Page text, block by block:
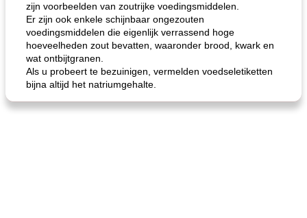
zijn voorbeelden van zoutrijke voedingsmiddelen.
Er zijn ook enkele schijnbaar ongezouten
voedingsmiddelen die eigenlijk verrassend hoge
hoeveelheden zout bevatten, waaronder brood, kwark en
wat ontbijtgranen.
Als u probeert te bezuinigen, vermelden voedseletiketten
bijna altijd het natriumgehalte.